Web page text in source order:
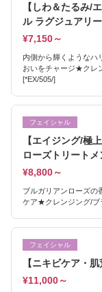
【しわ＆たるみ/
ル ラグジュアリ
¥7,150～
内側から輝くような
おいをチャージ★クレ
[*EX/505/]
フェイシャル
【エイジング/極
ローズトリートメ
¥8,800～
ブルガリアンローズの
ケア★クレンジング/ブ
フェイシャル
【ニキビケア・
¥11,000～